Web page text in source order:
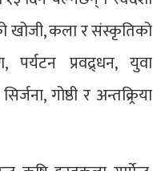
खोजी, कला र संस्कृतिको
पर्यटन प्रवद्र्धन, युवा
गोष्ठी र अन्तक्र्रिया